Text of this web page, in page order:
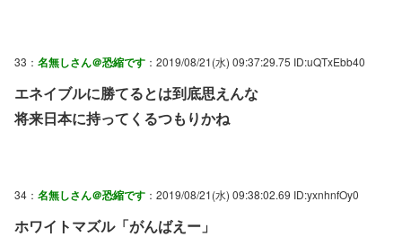
33： 名無しさん＠恐縮です ：2019/08/21(水) 09:37:29.75 ID:uQTxEbb40
エネイブルに勝てるとは到底思えんな
将来日本に持ってくるつもりかね
34： 名無しさん＠恐縮です ：2019/08/21(水) 09:38:02.69 ID:yxnhnfOy0
ホワイトマズル「がんばえー」